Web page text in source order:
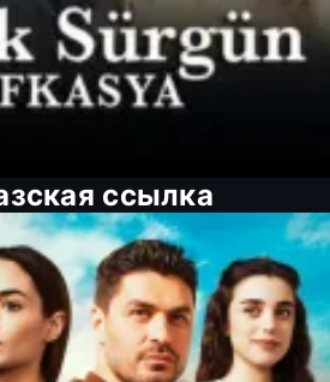
ссылка